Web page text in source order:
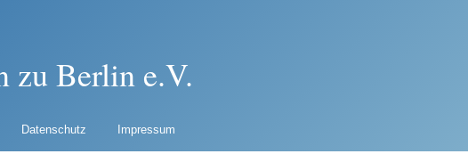
zu Berlin e.V.
Datenschutz Impressum